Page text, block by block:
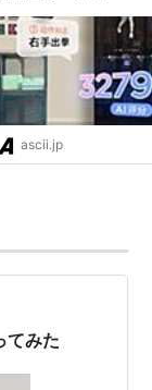
ascii.jp
てみた